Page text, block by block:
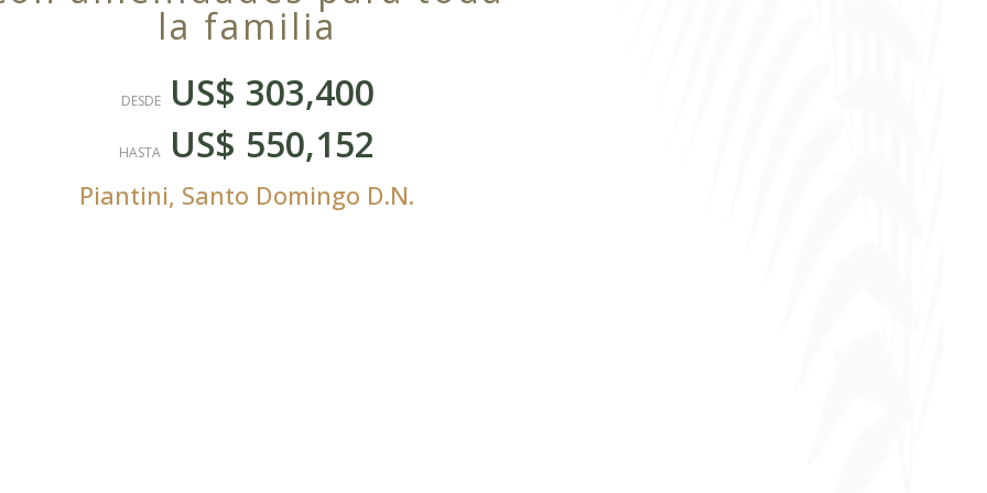
la familia
DESDE US$ 303,400
HASTA US$ 550,152
Piantini, Santo Domingo D.N.